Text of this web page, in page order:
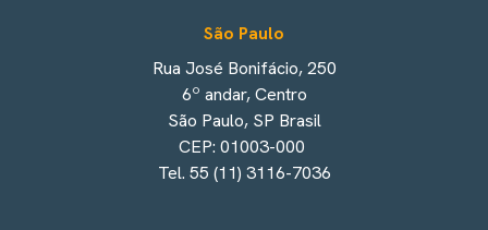
São Paulo
Rua José Bonifácio, 250
6º andar, Centro
São Paulo, SP Brasil
CEP: 01003-000
Tel. 55 (11) 3116-7036